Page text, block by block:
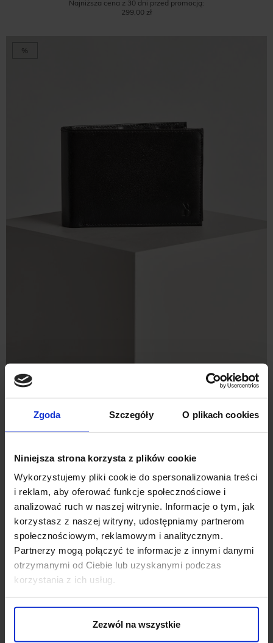
Zgoda Szczegóły O plikach cookies
Niniejsza strona korzysta z plików cookie
Wykorzystujemy pliki cookie do spersonalizowania treści
i reklam, aby oferować funkcje społecznościowe i
analizować ruch w naszej witrynie. Informacje o tym, jak
korzystasz z naszej witryny, udostępniamy partnerom
społecznościowym, reklamowym i analitycznym.
Partnerzy mogą połączyć te informacje z innymi danymi
otrzymanymi od Ciebie lub uzyskanymi podczas
korzystania z ich usług.
Zezwól na wszystkie
Najniższa cena z 30 dni przed promocją:
299,00 zł
%
259,00 ZŁ
119,00 ZŁ
Najniższa cena z 30 dni przed promocją:
259,00 zł